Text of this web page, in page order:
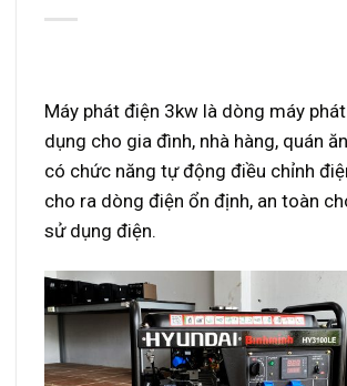
Máy phát điện 3kw là dòng máy
dụng cho gia đình, nhà hàng, quán
có chức năng tự động điều chỉnh
cho ra dòng điện ổn định, an toàn
sử dụng điện.